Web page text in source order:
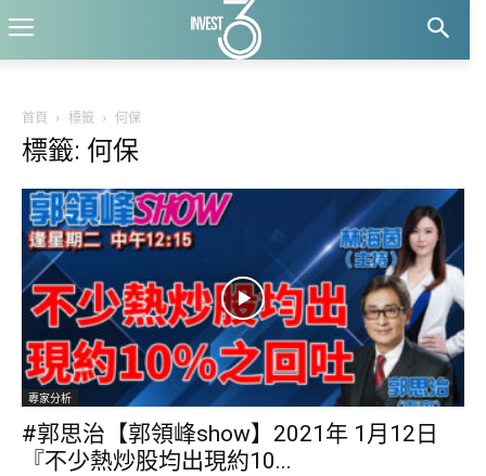
首頁 標籤 何保
標籤: 何保
專家分析
#郭思治【郭領峰show】2021年 1月12日
『不少熱炒股均出現約10...